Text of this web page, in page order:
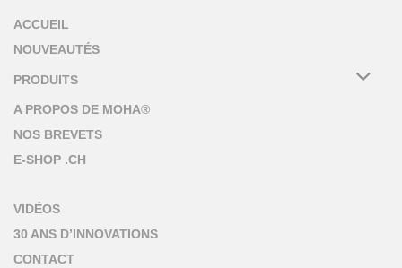
ACCUEIL
NOUVEAUTÉS
PRODUITS
A PROPOS DE MOHA®
NOS BREVETS
E-SHOP .CH
VIDÉOS
30 ANS D’INNOVATIONS
CONTACT